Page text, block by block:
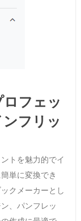
フェッ
フリッ
トを魅力的でイ
単に変換でき
クメーカーとし
、パンフレッ